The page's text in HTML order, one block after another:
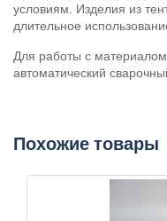
условиям. Изделия из
длительное
Для работы с
автоматический
Похожие товары